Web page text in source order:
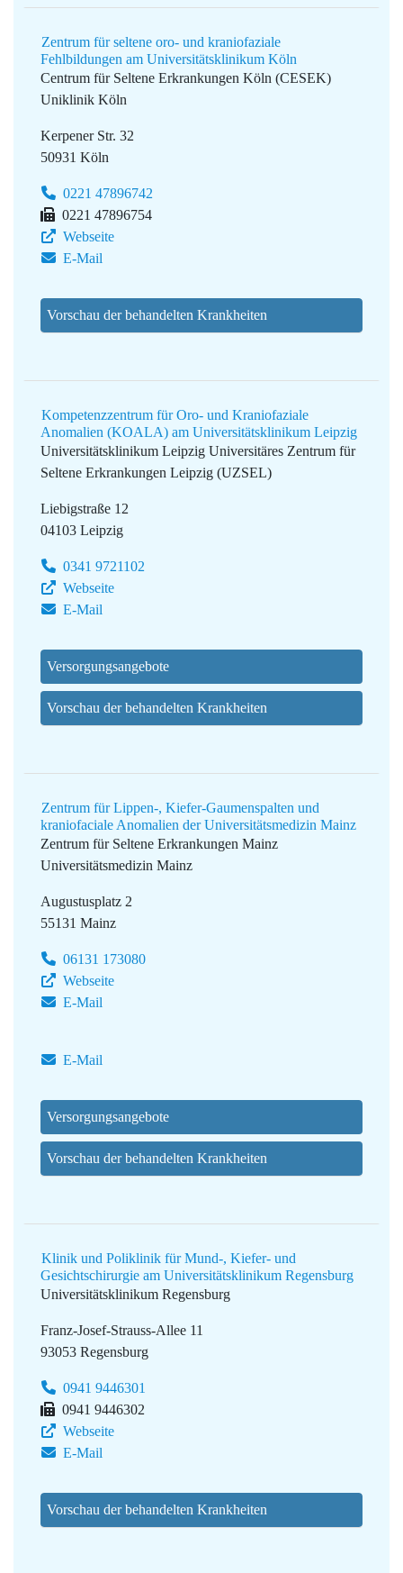
Zentrum für seltene oro- und kraniofaziale
Fehlbildungen am Universitätsklinikum Köln
Centrum für Seltene Erkrankungen Köln (CESEK)
Uniklinik Köln
Kerpener Str. 32
50931 Köln
0221 47896742
0221 47896754
Webseite
E-Mail
Vorschau der behandelten Krankheiten
Kompetenzzentrum für Oro- und Kraniofaziale
Anomalien (KOALA) am Universitätsklinikum Leipzig
Universitätsklinikum Leipzig Universitäres Zentrum für
Seltene Erkrankungen Leipzig (UZSEL)
Liebigstraße 12
04103 Leipzig
0341 9721102
Webseite
E-Mail
Versorgungsangebote
Vorschau der behandelten Krankheiten
Zentrum für Lippen-, Kiefer-Gaumenspalten und
kraniofaciale Anomalien der Universitätsmedizin Mainz
Zentrum für Seltene Erkrankungen Mainz
Universitätsmedizin Mainz
Augustusplatz 2
55131 Mainz
06131 173080
Webseite
E-Mail
E-Mail
Versorgungsangebote
Vorschau der behandelten Krankheiten
Klinik und Poliklinik für Mund-, Kiefer- und
Gesichtschirurgie am Universitätsklinikum Regensburg
Universitätsklinikum Regensburg
Franz-Josef-Strauss-Allee 11
93053 Regensburg
0941 9446301
0941 9446302
Webseite
E-Mail
Vorschau der behandelten Krankheiten